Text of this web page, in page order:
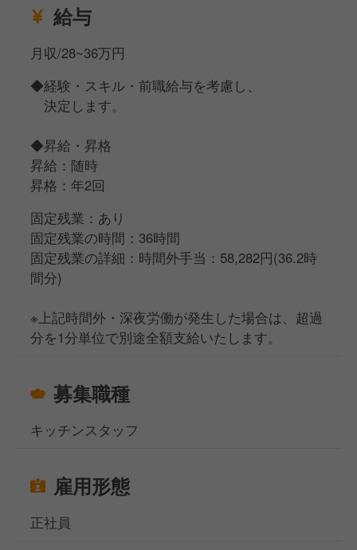
給与
月収/28~36万円
◆経験・スキル・前職給与を考慮し、
決定します。
◆昇給・昇格
昇給：随時
昇格：年2回
固定残業：あり
固定残業の時間：36時間
固定残業の詳細：時間外手当：58,282円(36.2時
間分)
※上記時間外・深夜労働が発生した場合は、超過
分を1分単位で別途全額支給いたします。
募集職種
キッチンスタッフ
雇用形態
正社員